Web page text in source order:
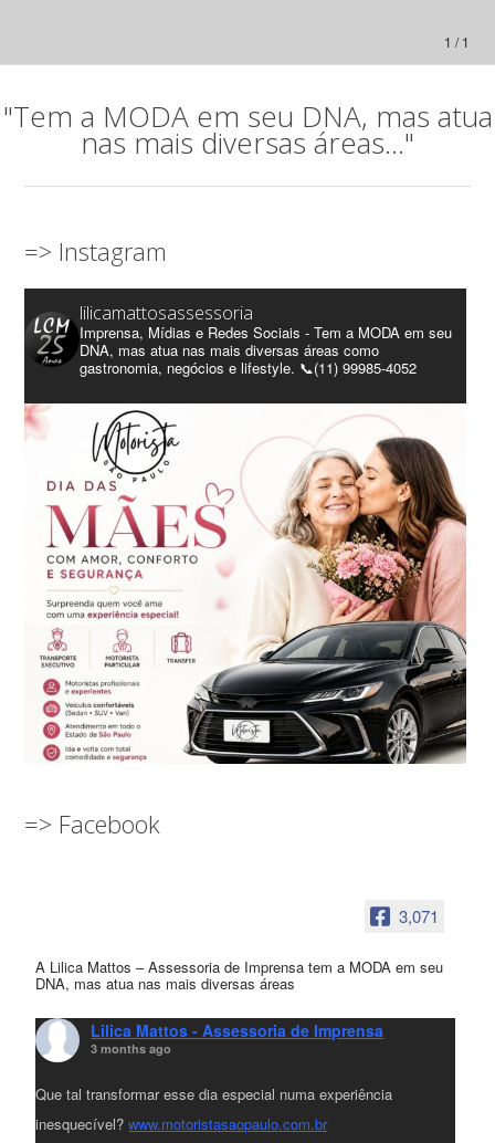
1 / 1
"Tem a MODA em seu DNA, mas atua
nas mais diversas áreas..."
=> Instagram
lilicamattosassessoria
Imprensa, Mídias e Redes Sociais - Tem a MODA em seu
DNA, mas atua nas mais diversas áreas como
gastronomia, negócios e lifestyle. 📞(11) 99985-4052
=> Facebook
3,071
A Lilica Mattos – Assessoria de Imprensa tem a MODA em seu
DNA, mas atua nas mais diversas áreas
Lilica Mattos - Assessoria de Imprensa
3 months ago
Que tal transformar esse dia especial numa experiência
inesquecível?www.motoristasaopaulo.com.br